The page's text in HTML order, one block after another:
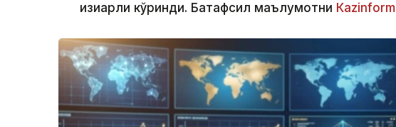
қизиқарли кўринди. Батафсил маълумотни Кazinform